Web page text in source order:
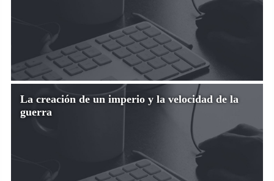
La creación de un imperio y la velocidad de la
guerra